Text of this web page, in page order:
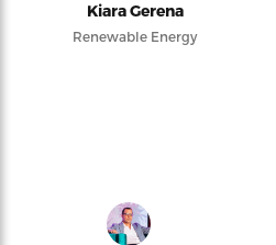
Kiara Gerena
Renewable Energy